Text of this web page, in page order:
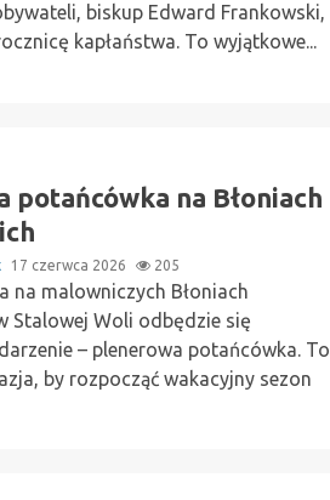
biskup Edward Frankowski,
kapłaństwa. To wyjątkowe...
potańcówka na Błoniach
17 czerwca 2026 205
na malowniczych Błoniach
Stalowej Woli odbędzie się
– plenerowa potańcówka. To
by rozpocząć wakacyjny sezon